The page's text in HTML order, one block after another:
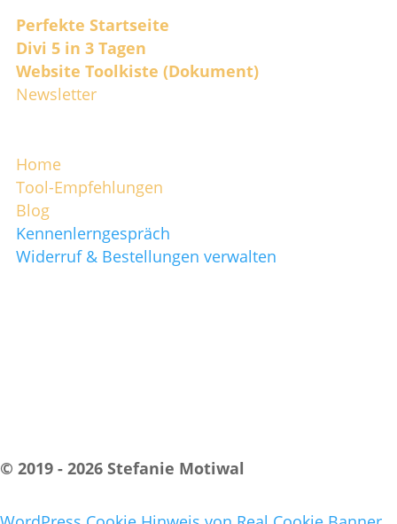
Perfekte Startseite
Divi 5 in 3 Tagen
Website Toolkiste (Dokument)
Newsletter
Home
Tool-Empfehlungen
Blog
Kennenlerngespräch
Widerruf & Bestellungen verwalten
© 2019 - 2026 Stefanie Motiwal